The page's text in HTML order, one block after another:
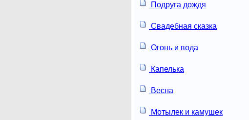
Подруга дождя
Свадебная сказка
Огонь и вода
Капелька
Весна
Мотылек и камушек